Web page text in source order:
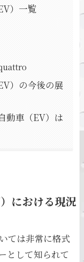
）一覧
）の今後の展
動車（EV）は
における現況
ては非常に格式
として知られて